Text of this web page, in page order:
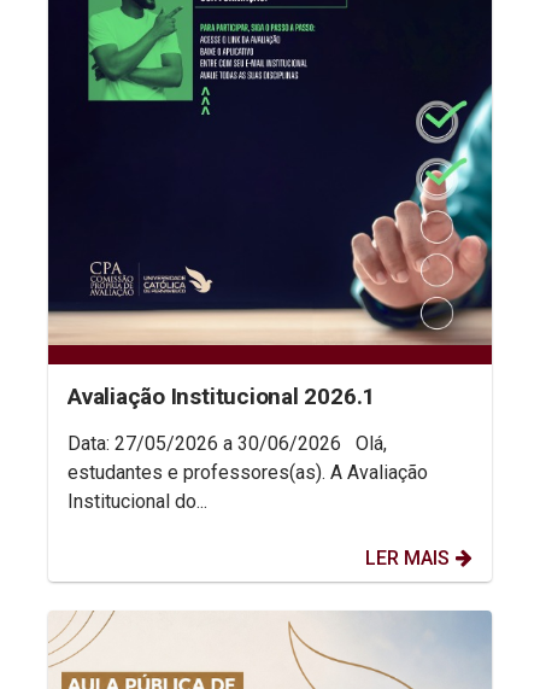
Avaliação Institucional 2026.1
Data: 27/05/2026 a 30/06/2026 Olá,
estudantes e professores(as). A Avaliação
Institucional do...
LER MAIS